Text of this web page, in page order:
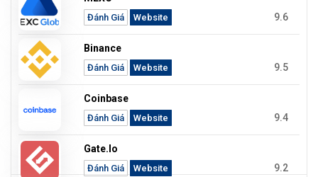
Đánh Giá Website 9.6
Binance
Đánh Giá Website 9.5
Coinbase
Đánh Giá Website 9.4
Gate.io
Đánh Giá Website 9.2